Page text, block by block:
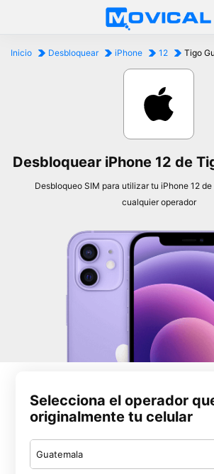
Inicio Desbloquear iPhone 12 Tigo
Desbloquear iPhone 12 de
Desbloqueo SIM para utilizar tu iPhone 12
cualquier operador
Selecciona el operador
originalmente tu celular
Guatemala